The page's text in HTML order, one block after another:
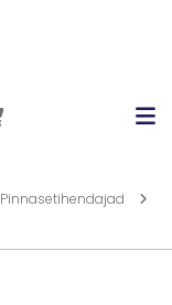
Pinnasetihendajad